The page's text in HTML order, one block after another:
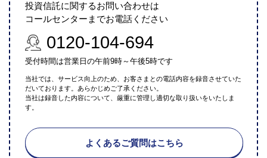
投資信託に関するお問い合わせは
コールセンターまでお電話ください
0120-104-694
受付時間は営業日の午前9時～午後5時です
当社では、サービス向上のため、お客さまとの電話内容を録音させていた
だいております。あらかじめご了承ください。
当社は録音した内容について、厳重に管理し適切な取り扱いをいたしま
す。
よくあるご質問はこちら